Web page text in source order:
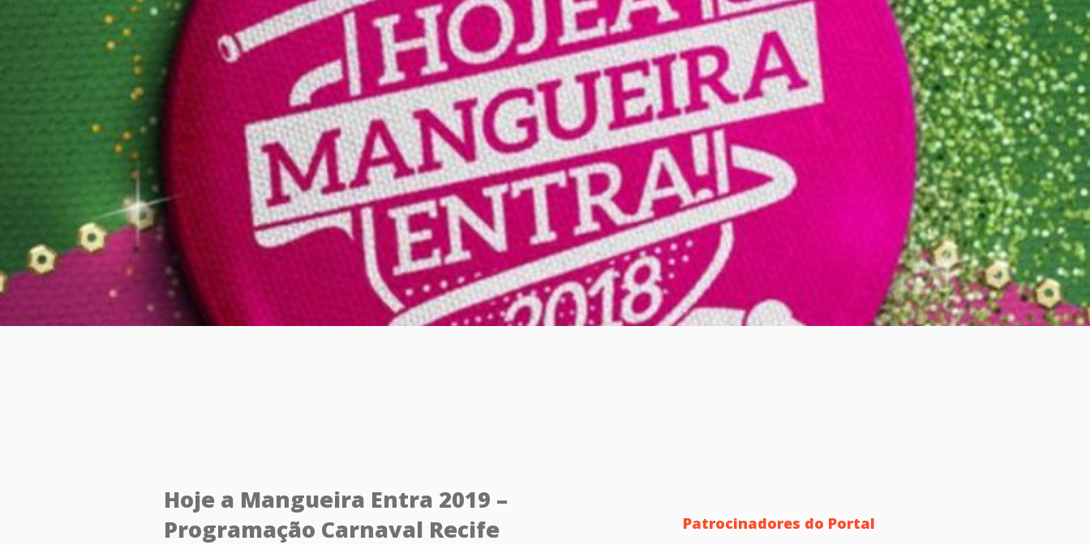
Hoje a Mangueira Entra 2019 –
Programação Carnaval Recife
Patrocinadores do Portal